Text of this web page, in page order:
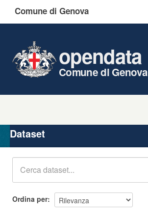
Comune di Genova
opendata
Comune di Genova
Organizzazioni
Gruppi
Dataset
Ordina per